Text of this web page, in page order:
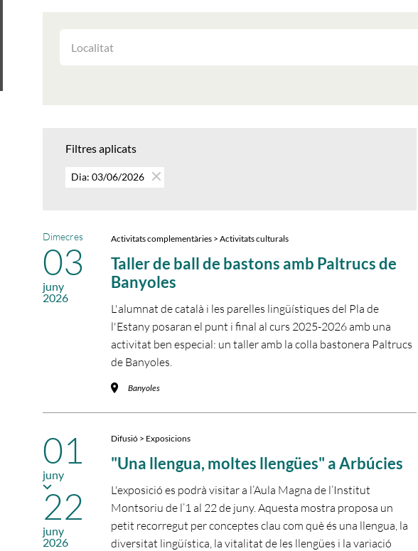
LES
Filtres aplicats
Dia: 03/06/2026
Activitats complementàries > Activitats culturals
Taller de ball de bastons amb Paltrucs de
Banyoles
L'alumnat de català i les parelles lingüístiques del Pla de
l'Estany posaran el punt i final al curs 2025-2026 amb una
activitat ben especial: un taller amb la colla bastonera Paltrucs
de Banyoles.
Banyoles
Dimecres
03
juny
2026
Difusió > Exposicions
"Una llengua, moltes llengües" a Arbúcies
L'exposició es podrà visitar a l’Aula Magna de l’Institut
Montsoriu de l’1 al 22 de juny. Aquesta mostra proposa un
petit recorregut per conceptes clau com què és una llengua, la
diversitat lingüística, la vitalitat de les llengües i la variació
01
juny
22
juny
2026